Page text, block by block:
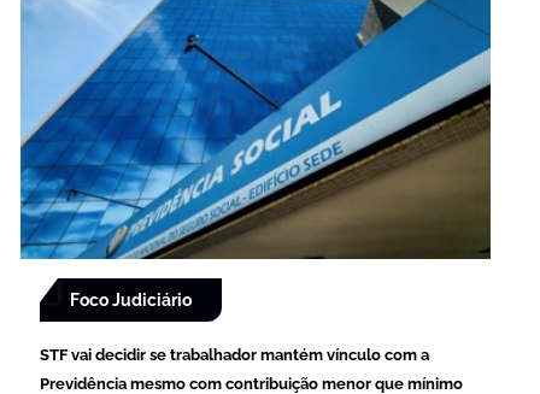
Foco Judiciário
STF vai decidir se trabalhador mantém vínculo com a
Previdência mesmo com contribuição menor que mínimo